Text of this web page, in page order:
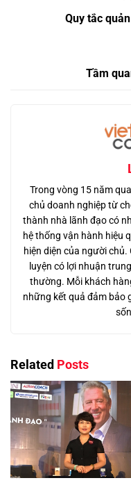
Quy tắc
Tầm
Trong vòng 15 năm
chủ doanh nghiệp từ
thành nhà lãnh đạo có
hệ thống vận hành hiệu
hiện diện của người
luyện có lợi nhuận
thường. Mỗi khách
những kết quả đảm bảo
Related Posts